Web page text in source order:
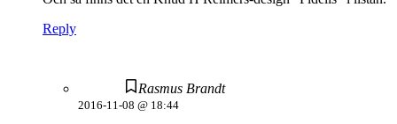
Reply
Rasmus Brandt
2016-11-08 @ 18:44